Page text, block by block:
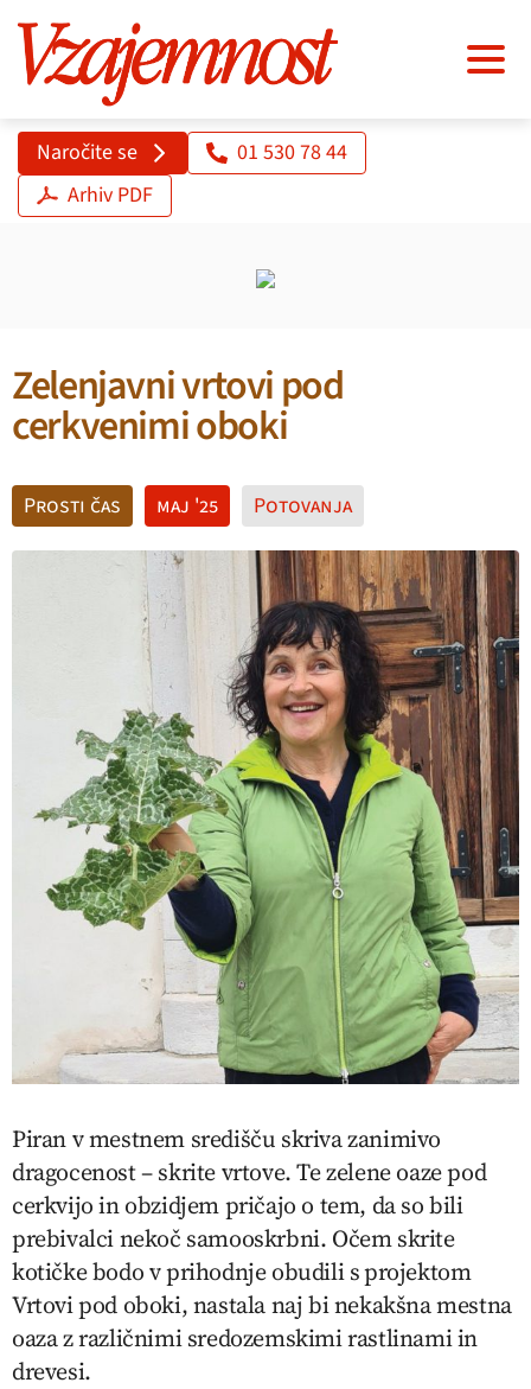
Naročite se
01 530 78 44
Arhiv PDF
Zelenjavni vrtovi pod
cerkvenimi oboki
Prosti čas maj '25 Potovanja
Piran v mestnem središču skriva zanimivo
dragocenost – skrite vrtove. Te zelene oaze pod
cerkvijo in obzidjem pričajo o tem, da so bili
prebivalci nekoč samooskrbni. Očem skrite
kotičke bodo v prihodnje obudili sprojektom
Vrtovi pod oboki, nastala naj bi nekakšna mestna
oaza z različnimi sredozemskimi rastlinami in
drevesi.